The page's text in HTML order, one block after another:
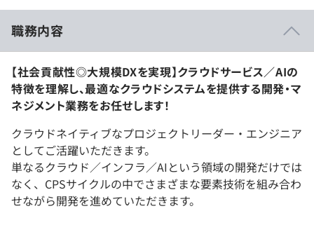
職務内容
【社会貢献性◎大規模DXを実現】クラウドサービス／AIの
特徴を理解し、最適なクラウドシステムを提供する開発・マ
ネジメント業務をお任せします！
クラウドネイティブなプロジェクトリーダー・エンジニア
としてご活躍いただきます。
単なるクラウド／インフラ／AIという領域の開発だけでは
なく、CPSサイクルの中でさまざまな要素技術を組み合わ
せながら開発を進めていただきます。